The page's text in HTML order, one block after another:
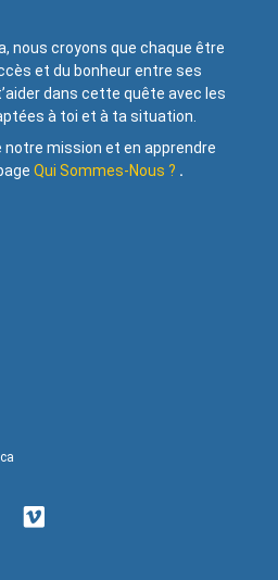
nous croyons que chaque être
et du bonheur entre ses
dans cette quête avec les
à toi et à ta situation.
notre mission et en apprendre
Qui Sommes-Nous ? .